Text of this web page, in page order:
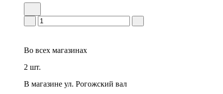
Во всех магазинах
2 шт.
В магазине ул. Рогожский вал